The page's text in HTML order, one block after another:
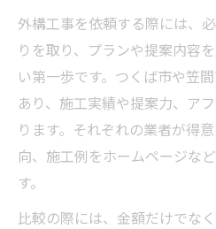
外構工事を依頼する際には、
りを取り、プランや提案内容
い第一歩です。つくば市や笠
あり、施工実績や提案力、ア
ります。それぞれの業者が得
向、施工例をホームページな
す。
比較の際には、金額だけでな